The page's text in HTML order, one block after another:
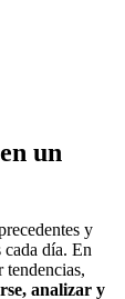
un
y
cada día. En
tendencias,
analizar y